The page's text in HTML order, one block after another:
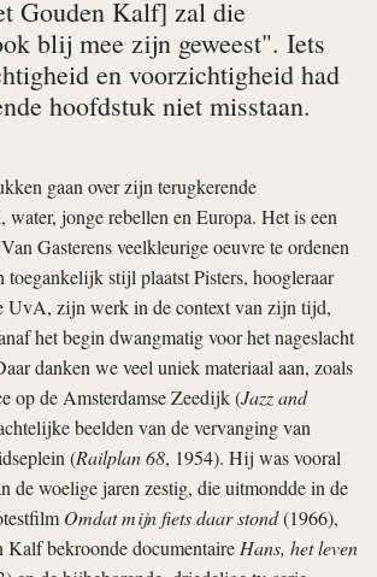
Gouden Kalf] zal die
blij mee zijn geweest". Iets
en voorzichtigheid had
hoofdstuk niet misstaan.
gaan over zijn terugkerende
water, jonge rebellen en Europa. Het is een
Gasterens veelkleurige oeuvre te ordenen
toegankelijk stijl plaatst Pisters, hoogleraar
UvA, zijn werk in de context van zijn tijd,
het begin dwangmatig voor het nageslacht
danken we veel uniek materiaal aan, zoals
op de Amsterdamse Zeedijk (Jazz and
beelden van de vervanging van
(Railplan 68, 1954). Hij was vooral
de woelige jaren zestig, die uitmondde in de
Omdat mijn fiets daar stond(1966),
Kalf bekroonde documentaireHans, het leven